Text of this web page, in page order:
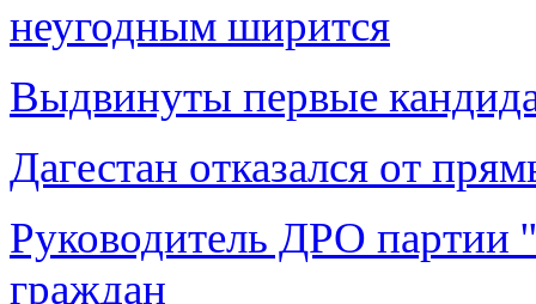
неугодным ширится
Выдвинуты первые
Дагестан отказался от
Руководитель ДРО партии
граждан